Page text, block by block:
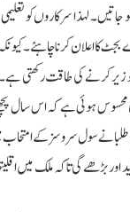
لہذا سرکاروں کو
اعلان کرنا چاہئے ۔ کیونکہ
کرنے کی طاقت رکھتی ہے۔
ہوئی ہے کہ اس سال
53 مسلم طلبا نے سول سروسز کے
اور بڑھے گی تاکہ ملک میں